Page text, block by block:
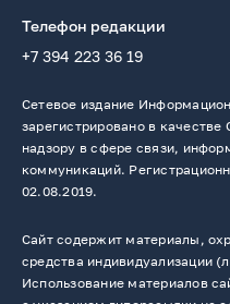
Телефон редакции
+7 394 223 36 19
Сетевое издание
зарегистрировано в
надзору в сфере связи,
коммуникаций.
02.08.2019.
Сайт содержит материалы,
средства индивидуализации
Использование материалов